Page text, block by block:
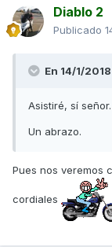
Diablo 2
Publicado
En 14/1/
Asistiré, sí señor.
Un abrazo.
Pues nos veremos
cordiales